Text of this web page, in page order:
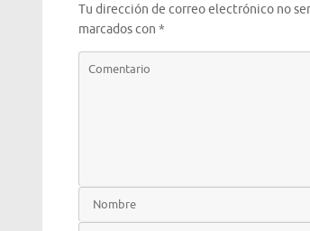
Tu dirección de correo electrónico no
marcados con *